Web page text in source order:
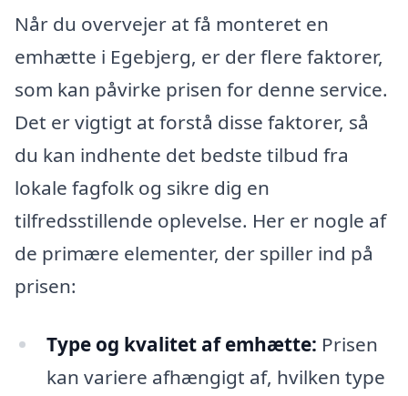
Når du overvejer at få monteret en
emhætte i Egebjerg, er der flere faktorer,
som kan påvirke prisen for denne service.
Det er vigtigt at forstå disse faktorer, så
du kan indhente det bedste tilbud fra
lokale fagfolk og sikre dig en
tilfredsstillende oplevelse. Her er nogle af
de primære elementer, der spiller ind på
prisen:
Type og kvalitet af emhætte: Prisen
kan variere afhængigt af, hvilken type